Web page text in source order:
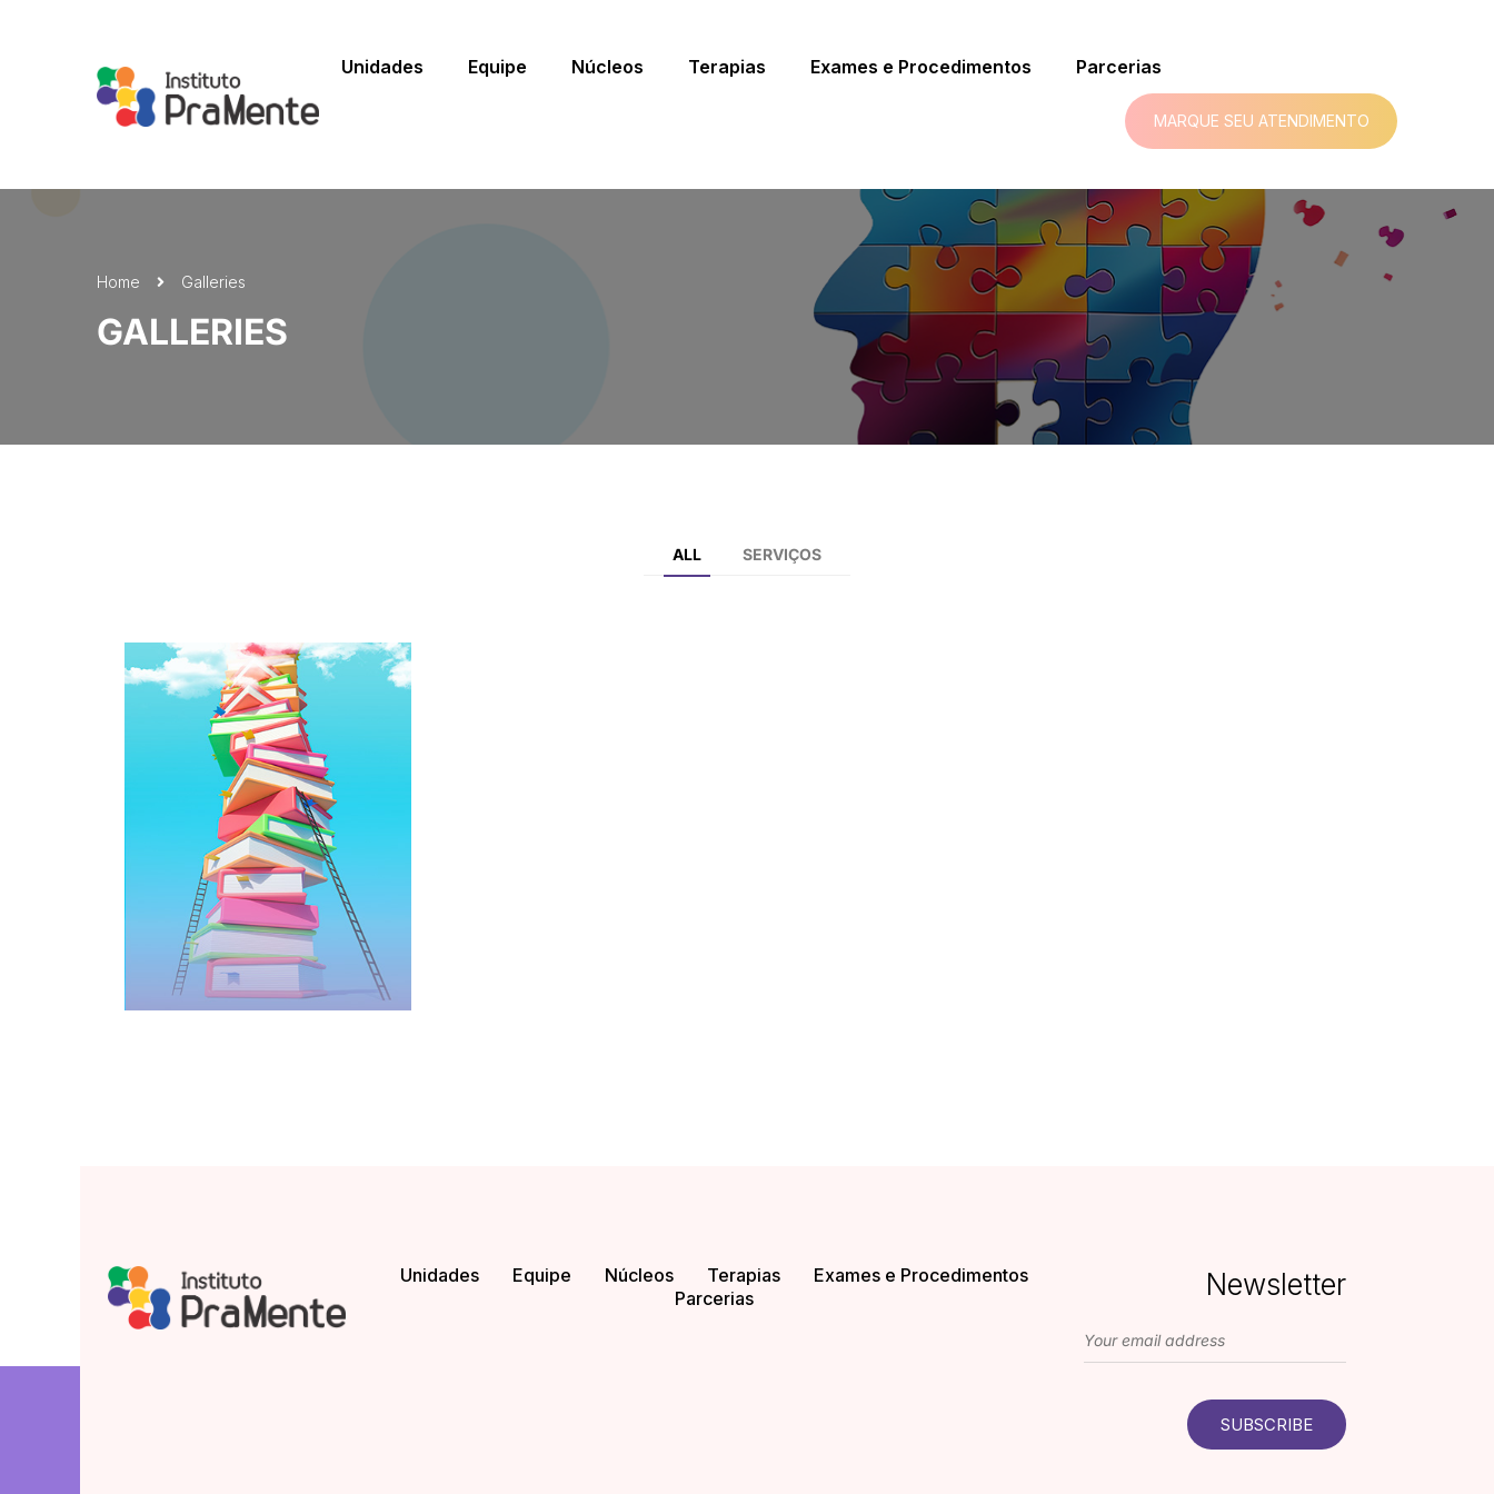
Unidades Equipe Núcleos Terapias Exames e Procedimentos Parcerias
MARQUE SEU ATENDIMENTO
Home Galleries
GALLERIES
ALL SERVIÇOS
Unidades Equipe Núcleos Terapias
Exames e Procedimentos
Parcerias
Newsletter